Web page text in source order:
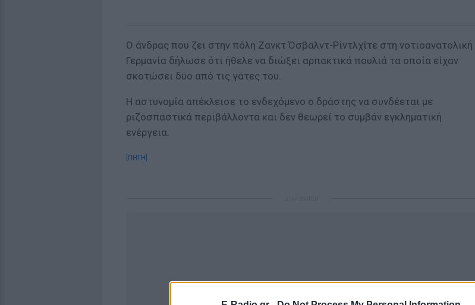
Ο άνδρας που ζει στην πόλη Ζανκτ Όσβαλντ-Ρίντλχίτε στη νοτιοανατολική
Γερμανία δήλωσε ότι ήθελε να διώξει αρπακτικά πουλιά τα οποία είχαν
σκοτώσει δύο από τις γάτες του.
Η αστυνομία απέκλεισε το ενδεχόμενο ο δράστης να συνδέεται με
ριζοσπαστικά περιβάλλοντα και δεν θεωρεί το συμβάν εγκληματική
ενέργεια.
[ΠΗΓΗ]